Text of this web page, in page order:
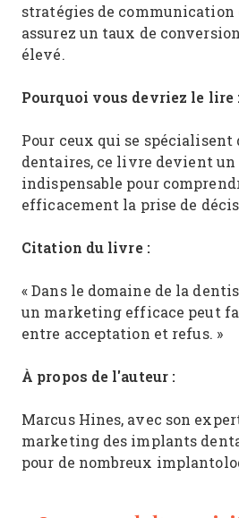
stratégies de communication
assurez un taux de
élevé.
Pourquoi vous devriez le lire
Pour ceux qui se
dentaires, ce livre devient un
indispensable pour
efficacement la prise de
Citation du livre :
« Dans le domaine de la
un marketing efficace peut
entre acceptation et refus. »
À propos de l'auteur :
Marcus Hines, avec son
marketing des implants
pour de nombreux